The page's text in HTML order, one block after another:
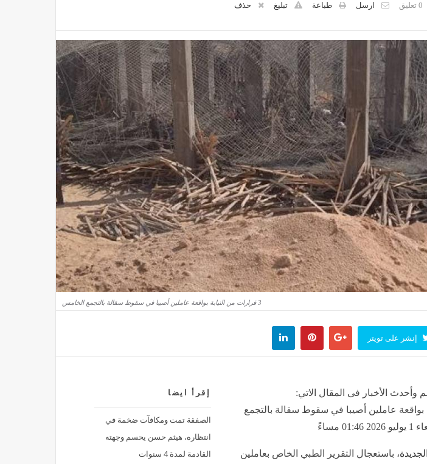
برشلونة يعلن بدء بيع تذاكر مواجهة الأهلي في كأس خوان جامبر
مصر منذ 3 ساعات
مصر للطيران تعلن عن حاجتها لـ وظيفة أخصائي سياحة
مصر منذ 3 ساعات
0 تعليق ارسل طباعة تبليغ حذف
3 قرارات من النيابة بواقعة عاملين أصيبا في سقوط سقالة بالتجمع الخامس
إنشر على تويتر
إقرأ ايضا
الصفقة تمت ومكافآت ضخمة في
انتظاره، هيثم حسن يحسم وجهته
القادمة لمدة 4 سنوات
وأحدث الأخبار فى المقال الاتي:
بواقعة عاملين أصيبا في سقوط سقالة بالتجمع
مساءً
، باستعجال التقرير الطبي الخاص بعاملين